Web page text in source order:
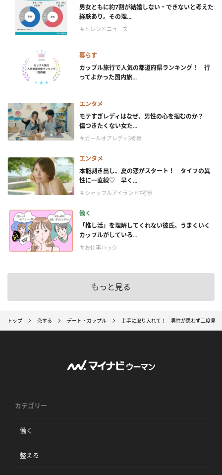
男女ともに約7割が結婚しない・できないと考えた
経験あり。その理...
＃トレンドニュース
暮らす
カップル旅行で人気の都道府県ランキング！ 行
ってよかった国内旅...
エンタメ
モテすぎレディはなぜ、男性の心を掴むのか？
傷つきたくない女た...
＃ガールオアレディ3考察
エンタメ
本能剥き出し、夏の恋がスタート！ タイプの異
性に一直線♡ 早く...
＃シャッフルアイランド7考察
働く
「推し活」を理解してくれない彼氏。うまくいく
カップルがしている...
＃お仕事ハック
もっと見る
トップ 恋する デート・カップル 上手に取り入れて！ 男性が思わず二度見
カテゴリー
働く
整える